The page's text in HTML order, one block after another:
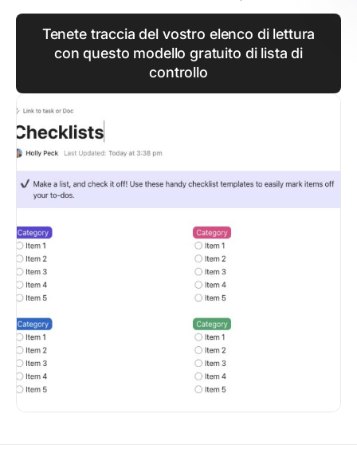
Tenete traccia del vostro elenco di lettura
con questo modello gratuito di lista di
controllo